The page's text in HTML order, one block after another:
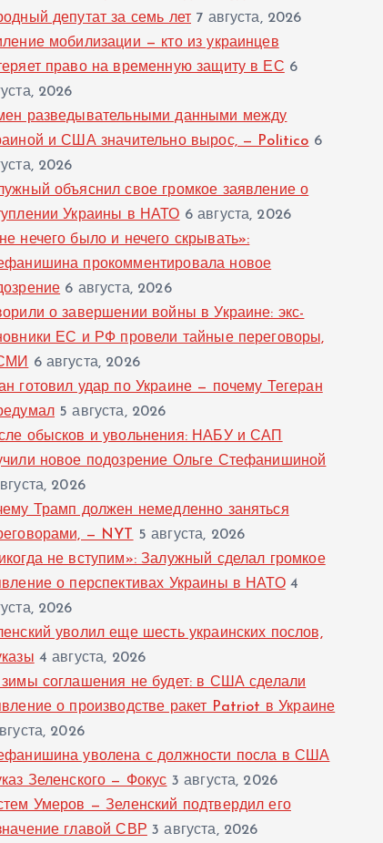
депутат за семь лет 7 августа, 2026
мобилизации — кто из украинцев
право на временную защиту в ЕС 6
2026
разведывательными данными между
и США значительно вырос, — Politico 6
2026
объяснил свое громкое заявление о
Украины в НАТО 6 августа, 2026
нечего было и нечего скрывать»:
прокомментировала новое
6 августа, 2026
о завершении войны в Украине: экс-
ЕС и РФ провели тайные переговоры,
6 августа, 2026
готовил удар по Украине — почему Тегеран
5 августа, 2026
обысков и увольнения: НАБУ и САП
новое подозрение Ольге Стефанишиной
2026
Трамп должен немедленно заняться
— NYT
5 августа, 2026
не вступим»: Залужный сделал громкое
о перспективах Украины в НАТО 4
2026
уволил еще шесть украинских послов,
4 августа, 2026
соглашения не будет: в США сделали
о производстве ракет Patriot в Украине
2026
уволена с должности посла в США
Зеленского — Фокус 3 августа, 2026
Умеров — Зеленский подтвердил его
главой СВР 3 августа, 2026